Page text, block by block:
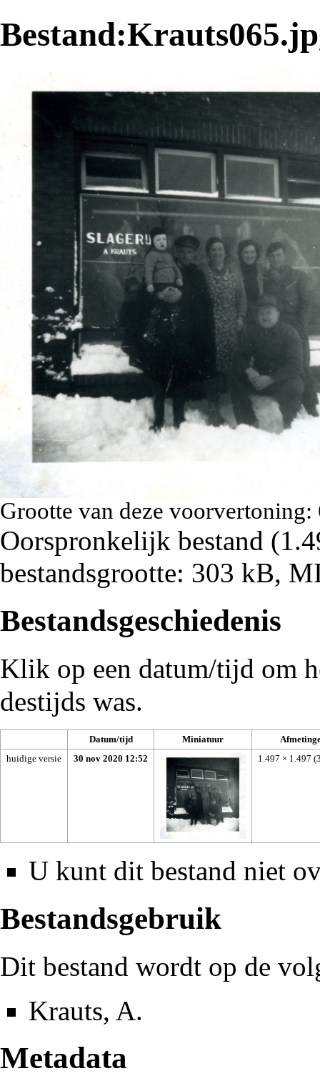
Grootte van deze voorvertoning:
Oorspronkelijk bestand
bestandsgrootte: 303 kB,
Bestandsgeschiedenis
Klik op een datum/tijd om
destijds was.
Datum/tijd Miniatuur
huidige versie
30 nov 2020 12:52 1.497 × 1.497
U kunt dit bestand niet
Bestandsgebruik
Dit bestand wordt op de
Krauts, A.
Metadata